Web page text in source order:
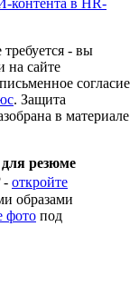
- вы
на сайте
согласие
. Защита
в материале
резюме
- откройте
образами
фото под